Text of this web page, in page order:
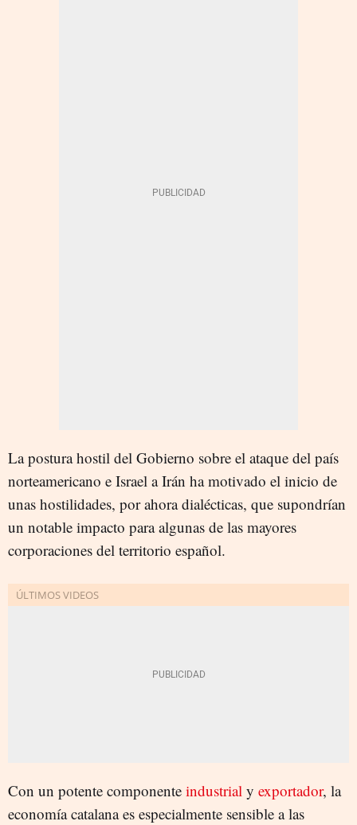
La postura hostil del Gobierno sobre el ataque del país
norteamericano e Israel a Irán ha motivado el inicio de
unas hostilidades, por ahora dialécticas, que supondrían
un notable impacto para algunas de las mayores
corporaciones del territorio español.
Con un potente componente industrial y exportador, la
economía catalana es especialmente sensible a las